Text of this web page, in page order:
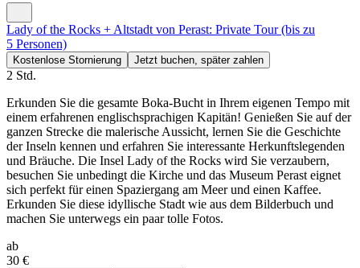
Lady of the Rocks + Altstadt von Perast: Private Tour (bis zu
5 Personen)
Kostenlose Stornierung Jetzt buchen, später zahlen
2 Std.
Erkunden Sie die gesamte Boka-Bucht in Ihrem eigenen Tempo mit
einem erfahrenen englischsprachigen Kapitän! Genießen Sie auf der
ganzen Strecke die malerische Aussicht, lernen Sie die Geschichte
der Inseln kennen und erfahren Sie interessante Herkunftslegenden
und Bräuche. Die Insel Lady of the Rocks wird Sie verzaubern,
besuchen Sie unbedingt die Kirche und das Museum Perast eignet
sich perfekt für einen Spaziergang am Meer und einen Kaffee.
Erkunden Sie diese idyllische Stadt wie aus dem Bilderbuch und
machen Sie unterwegs ein paar tolle Fotos.
ab
30 €